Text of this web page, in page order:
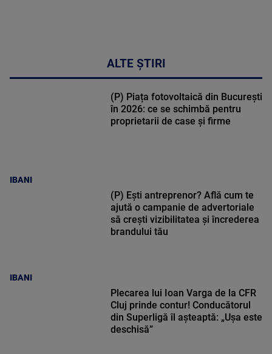
ALTE ȘTIRI
IBANI
(P) Piața fotovoltaică din București
în 2026: ce se schimbă pentru
proprietarii de case și firme
IBANI
(P) Ești antreprenor? Află cum te
ajută o campanie de advertoriale
să crești vizibilitatea și încrederea
brandului tău
Plecarea lui Ioan Varga de la CFR
Cluj prinde contur! Conducătorul
din Superligă îl așteaptă: „Ușa este
deschisă”